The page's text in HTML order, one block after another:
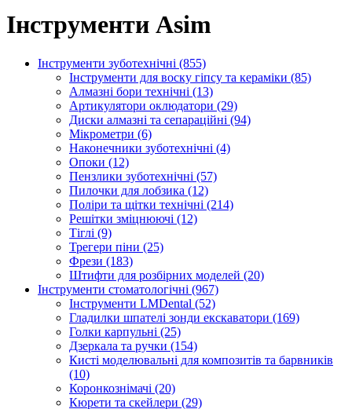
Інструменти Asim
Інструменти зуботехнічні (855)
Інструменти для воску гіпсу та кераміки (85)
Алмазні бори технічні (13)
Артикулятори оклюдатори (29)
Диски алмазні та сепараційні (94)
Мікрометри (6)
Наконечники зуботехнічні (4)
Опоки (12)
Пензлики зуботехнічні (57)
Пилочки для лобзика (12)
Поліри та щітки технічні (214)
Решітки зміцнюючі (12)
Тіглі (9)
Трегери піни (25)
Фрези (183)
Штифти для розбірних моделей (20)
Інструменти стоматологічні (967)
Інструменти LMDental (52)
Гладилки шпателі зонди екскаватори (169)
Голки карпульні (25)
Дзеркала та ручки (154)
Кисті моделювальні для композитів та барвників
(10)
Коронкознімачі (20)
Кюрети та скейлери (29)